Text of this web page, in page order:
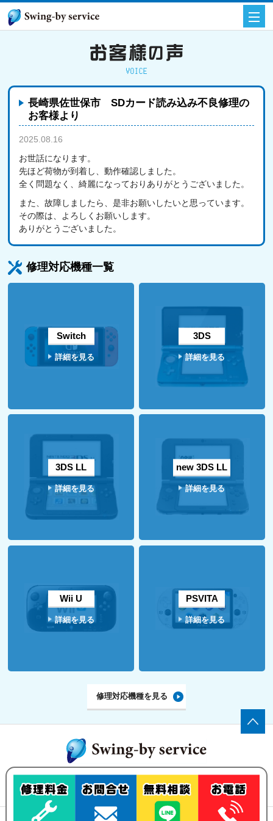
長崎県佐世保市 SDカード読み込み不良修理の
お客様より
2025.08.16
お世話になります。
先ほど荷物が到着し、動作確認しました。
全く問題なく、綺麗になっておりありがとうございました。
また、故障しましたら、是非お願いしたいと思っています。
その際は、よろしくお願いします。
ありがとうございました。
修理対応機種一覧
Switch
詳細を見る
3DS
詳細を見る
3DS LL
詳細を見る
new 3DS LL
詳細を見る
Wii U
詳細を見る
PSVITA
詳細を見る
修理対応機種を見る
ゲーム機の修理・買い取りなら、
Swing-by serviceにお任せ下さい！